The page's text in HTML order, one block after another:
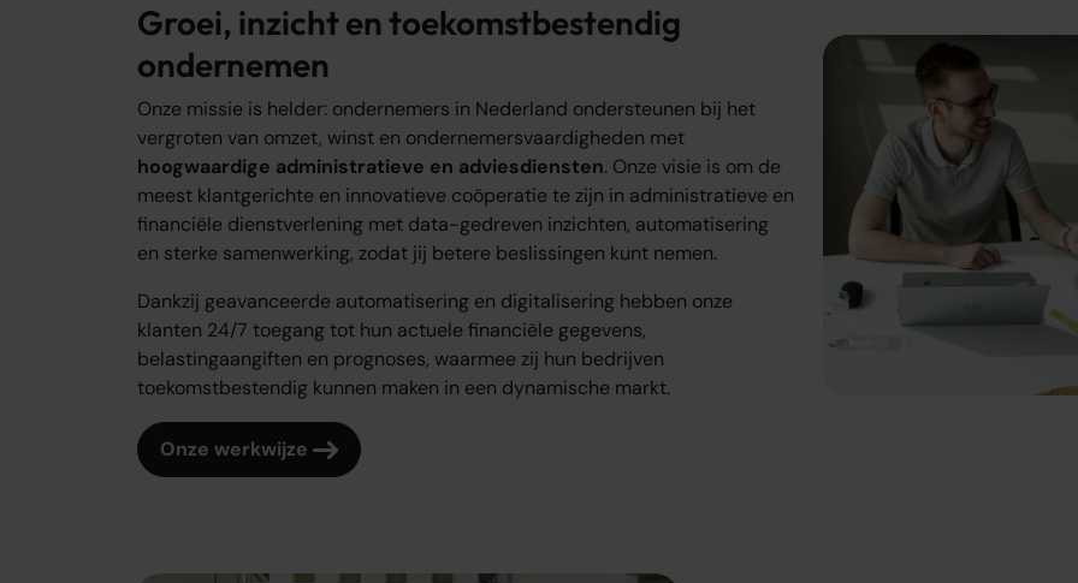
Groei, inzicht en toekomstbestendig
ondernemen
Onze missie is helder: ondernemers in Nederland ondersteunen bij het
vergroten van omzet, winst en ondernemersvaardigheden met
hoogwaardige administratieve en adviesdiensten. Onze visie is om de
meest klantgerichte en innovatieve coöperatie te zijn in administratieve en
financiële dienstverlening met data-gedreven inzichten, automatisering
en sterke samenwerking, zodat jij betere beslissingen kunt nemen.
Dankzij geavanceerde automatisering en digitalisering hebben onze
klanten 24/7 toegang tot hun actuele financiële gegevens,
belastingaangiften en prognoses, waarmee zij hun bedrijven
toekomstbestendig kunnen maken in een dynamische markt.
Onze werkwijze